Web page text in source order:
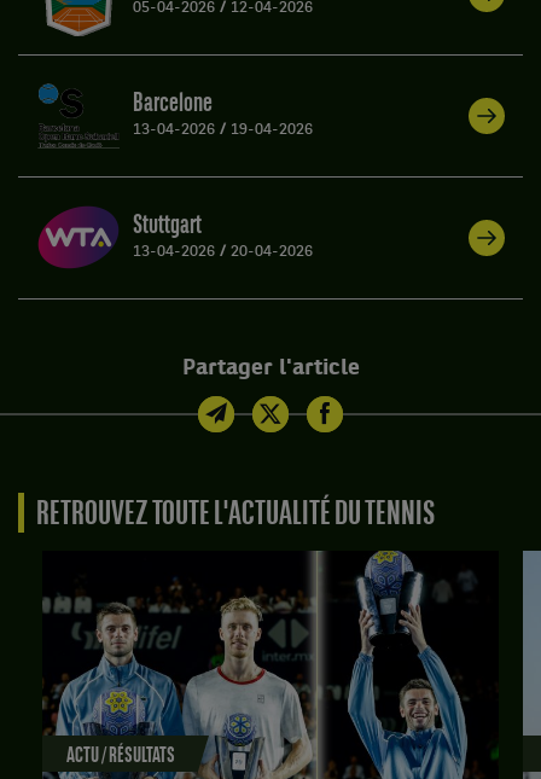
05-04-2026 / 12-04-2026
Barcelone
13-04-2026 / 19-04-2026
Stuttgart
13-04-2026 / 20-04-2026
Partager l'article
RETROUVEZ TOUTE L'ACTUALITÉ DU TENNIS
ACTU / RÉSULTATS